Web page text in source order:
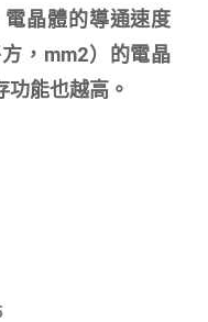
晶體的導通速度
，mm2）的電晶
功能也越高。